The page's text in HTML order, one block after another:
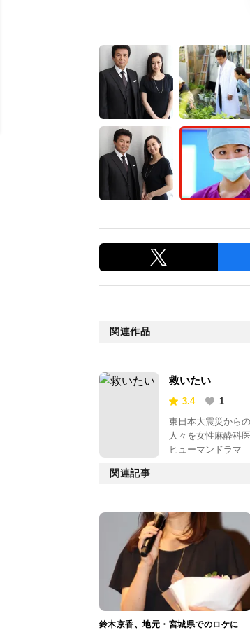
関連作品
救いたい
3.4
1
東日本大震災から
人々を女性麻酔科
ヒューマンドラマ
関連記事
鈴木京香、地元・宮城県でのロケに